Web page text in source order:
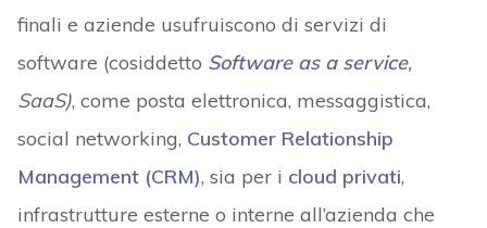
finali e aziende usufruiscono di servizi di
software (cosiddetto Software as a service,
SaaS), come posta elettronica, messaggistica,
social networking, Customer Relationship
Management (CRM), sia per i cloud privati,
infrastrutture esterne o interne all’azienda che